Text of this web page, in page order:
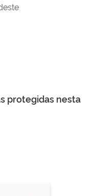
protegidas nesta